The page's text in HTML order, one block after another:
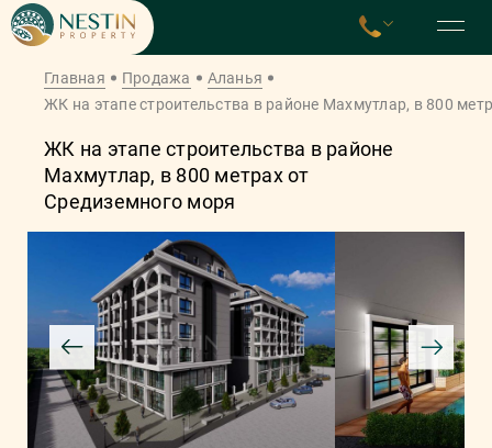
Главная Продажа
Аланья
ЖК на этапе строительства в районе Махмутлар, в 800
ЖК на этапе строительства в районе
Махмутлар, в 800 метрах от
Средиземного моря